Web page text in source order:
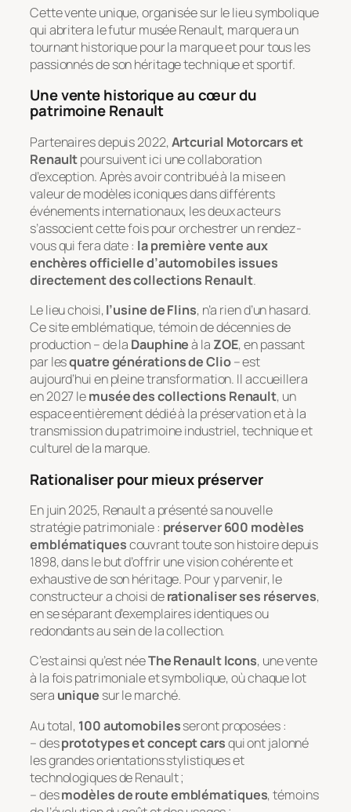
Cette vente unique, organisée sur le lieu symbolique
qui abritera le futur musée Renault, marquera un
tournant historique pour la marque et pour tous les
passionnés de son héritage technique et sportif.
Une vente historique au cœur du
patrimoine Renault
Partenaires depuis 2022,Artcurial Motorcars et
Renaultpoursuivent ici une collaboration
d’exception. Après avoir contribué à la mise en
valeur de modèles iconiques dans différents
événements internationaux, les deux acteurs
s’associent cette fois pour orchestrer un rendez-
vous qui fera date : la première vente aux
enchères officielle d’automobiles issues
directement des collections Renault.
Le lieu choisi,l’usine de Flins, n’a rien d’un hasard.
Ce site emblématique, témoin de décennies de
production – de la Dauphineà la ZOE, en passant
par lesquatre générations de Clio– est
aujourd’hui en pleine transformation. Il accueillera
en 2027 lemusée des collections Renault, un
espace entièrement dédié à la préservation et à la
transmission du patrimoine industriel, technique et
culturel de la marque.
Rationaliser pour mieux préserver
En juin 2025, Renault a présenté sa nouvelle
stratégie patrimoniale : préserver 600 modèles
emblématiquescouvrant toute son histoire depuis
1898, dans le but d’offrir une vision cohérente et
exhaustive de son héritage. Pour y parvenir, le
constructeur a choisi derationaliser ses réserves,
en se séparant d’exemplaires identiques ou
redondants au sein de la collection.
C’est ainsi qu’est néeThe Renault Icons, une vente
à la fois patrimoniale et symbolique, où chaque lot
sera unique sur le marché.
Au total, 100 automobilesseront proposées :
– desprototypes et concept carsqui ont jalonné
les grandes orientations stylistiques et
technologiques de Renault ;
– desmodèles de route emblématiques, témoins